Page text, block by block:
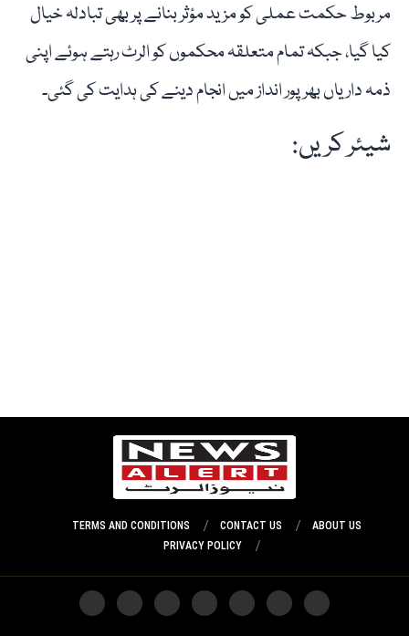
مربوط حکمت عملی کو مزید مؤثر بنانے پر بھی تبادلہ خیال
کیا گیا، جبکہ تمام متعلقہ محکموں کو الرٹ رہتے ہوئے اپنی
ذمہ داریاں بھرپور انداز میں انجام دینے کی ہدایت کی گئی۔
شیئر کریں:
ABOUT US
CONTACT US
TERMS AND CONDITIONS
PRIVACY POLICY